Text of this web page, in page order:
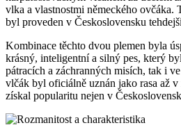
vlka a vlastnostmi německého ovčáka.
byl proveden v Československu
Kombinace těchto dvou plemen byla
krásný, inteligentní a silný pes, který
pátracích a záchranných misích, tak i
vlčák byl oficiálně uznán jako rasa až
získal popularitu nejen v